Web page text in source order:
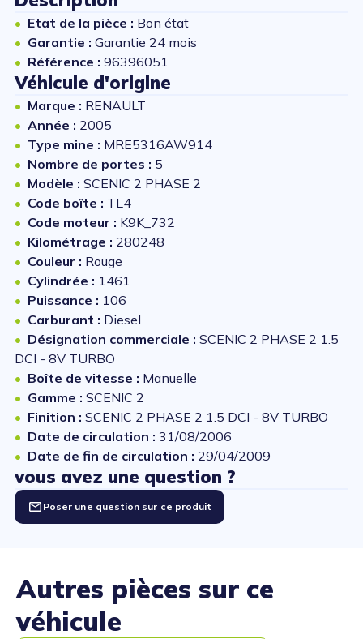
Etat de la pièce : Bon état
Garantie : Garantie 24 mois
Référence : 96396051
Véhicule d'origine
Marque : RENAULT
Année : 2005
Type mine : MRE5316AW914
Nombre de portes : 5
Modèle : SCENIC 2 PHASE 2
Code boîte : TL4
Code moteur : K9K_732
Kilométrage : 280248
Couleur : Rouge
Cylindrée : 1461
Puissance : 106
Carburant : Diesel
Désignation commerciale : SCENIC 2 PHASE 2 1.5
DCI - 8V TURBO
Boîte de vitesse : Manuelle
Gamme : SCENIC 2
Finition : SCENIC 2 PHASE 2 1.5 DCI - 8V TURBO
Date de circulation : 31/08/2006
Date de fin de circulation : 29/04/2009
vous avez une question ?
Poser une question sur ce produit
Autres pièces sur ce
véhicule